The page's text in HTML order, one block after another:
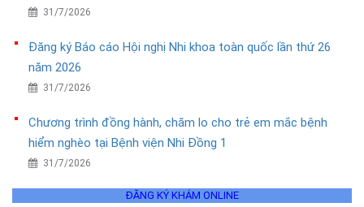
31/7/2026
Đăng ký Báo cáo Hội nghị Nhi khoa toàn quốc lần thứ 26
năm 2026
31/7/2026
Chương trình đồng hành, chăm lo cho trẻ em mắc bệnh
hiểm nghèo tại Bệnh viện Nhi Đồng 1
31/7/2026
ĐĂNG KÝ KHÁM ONLINE